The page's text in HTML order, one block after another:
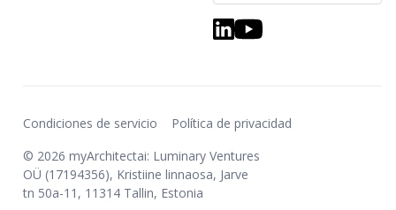
© 2026 myArchitectai: Luminary Ventures
OÜ (17194356), Kristiine linnaosa, Jarve
tn 50a-11, 11314 Tallin, Estonia
Condiciones de servicio Política de privacidad